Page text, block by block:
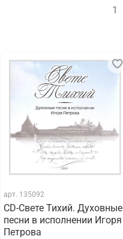
1
арт. 135092
CD-Свете Тихий. Духовные
песни в исполнении Игоря
Петрова